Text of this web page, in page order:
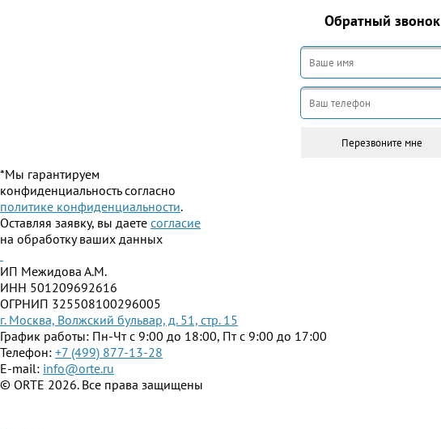
Обратный звонок
*Мы гарантируем
конфиденциальность согласно
политике конфиденциальности.
Оставляя заявку, вы даете согласие
на обработку ваших данных
ИП Межидова А.М.
ИНН 501209692616
ОГРНИП 325508100296005
г. Москва, Волжский бульвар, д. 51, стр. 15
График работы: Пн-Чт с 9:00 до 18:00, Пт с 9:00 до 17:00
Телефон: +7 (499) 877-13-28
E-mail: info@orte.ru
© ORTE 2026. Все права защищены